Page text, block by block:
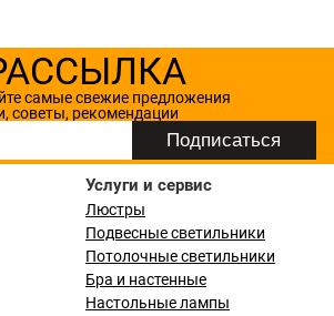
самые свежие предложения
советы, рекомендации
Услуги и сервис
Люстры
Подвесные светильники
Потолочные светильники
Бра и настенные
Настольные лампы